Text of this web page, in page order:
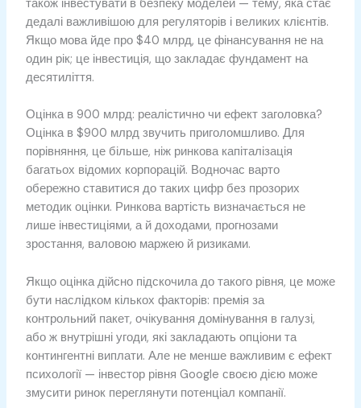
також інвестувати в безпеку моделей — тему, яка стає
дедалі важливішою для регуляторів і великих клієнтів.
Якщо мова йде про $40 млрд, це фінансування не на
один рік; це інвестиція, що закладає фундамент на
десятиліття.
Оцінка в 900 млрд: реалістично чи ефект заголовка?
Оцінка в $900 млрд звучить приголомшливо. Для
порівняння, це більше, ніж ринкова капіталізація
багатьох відомих корпорацій. Водночас варто
обережно ставитися до таких цифр без прозорих
методик оцінки. Ринкова вартість визначається не
лише інвестиціями, а й доходами, прогнозами
зростання, валовою маржею й ризиками.
Якщо оцінка дійсно підскочила до такого рівня, це може
бути наслідком кількох факторів: премія за
контрольний пакет, очікування домінування в галузі,
або ж внутрішні угоди, які закладають опціони та
контингентні виплати. Але не менше важливим є ефект
психології — інвестор рівня Google своєю дією може
змусити ринок переглянути потенціал компанії.